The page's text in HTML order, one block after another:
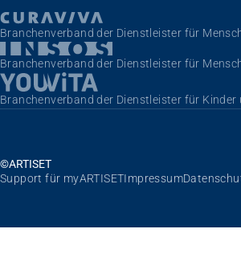
Branchenverband der Dienstleister für
Branchenverband der Dienstleister für
Branchenverband der Dienstleister für Kinder
©ARTISET
Navigation überspringen
Support für myARTISETImpressum